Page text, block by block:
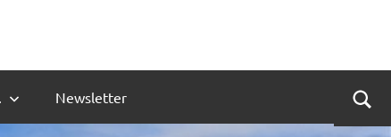
Newsletter